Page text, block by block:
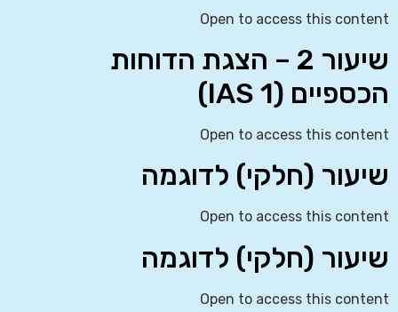
Open to access this content
שיעור 2 – הצגת הדוחות
הכספיים (IAS 1)
Open to access this content
שיעור (חלקי) לדוגמה
Open to access this content
שיעור (חלקי) לדוגמה
Open to access this content